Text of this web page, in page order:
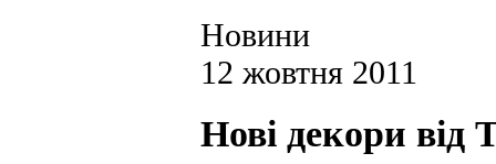
Новини
12 жовтня 2011
Нові декори